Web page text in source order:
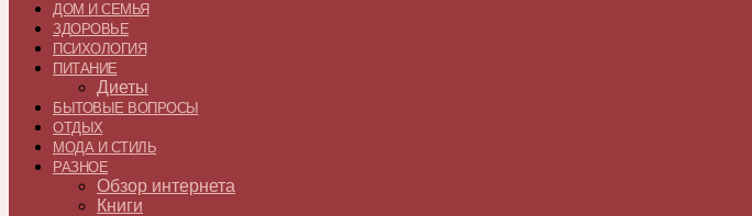
ДОМ И СЕМЬЯ
ЗДОРОВЬЕ
ПСИХОЛОГИЯ
ПИТАНИЕ
Диеты
БЫТОВЫЕ ВОПРОСЫ
ОТДЫХ
МОДА И СТИЛЬ
РАЗНОЕ
Обзор интернета
Книги